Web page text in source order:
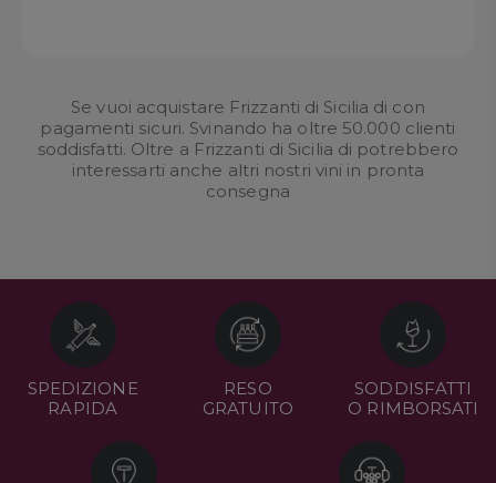
Se vuoi acquistare Frizzanti di Sicilia di con
pagamenti sicuri. Svinando ha oltre 50.000 clienti
soddisfatti. Oltre a Frizzanti di Sicilia di potrebbero
interessarti anche altri nostri vini in pronta
consegna
SPEDIZIONE
RAPIDA
RESO
GRATUITO
SODDISFATTI
O RIMBORSATI